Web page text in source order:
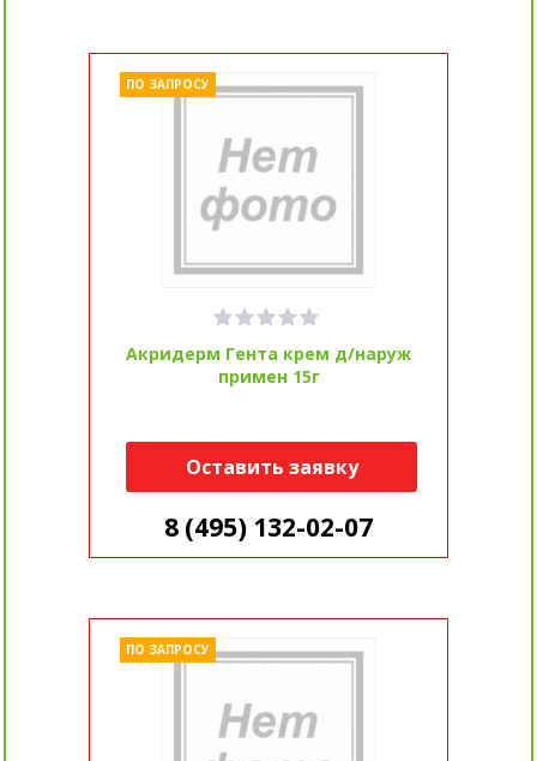
Акридерм Гента крем д/наруж
примен 15г
ПО ЗАПРОСУ
Оставить заявку
8 (495) 132-02-07
ПО ЗАПРОСУ